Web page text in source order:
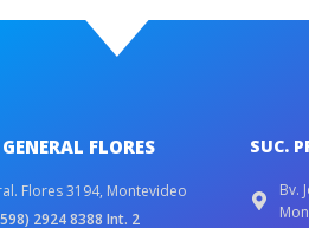
FLORES
Flores 3194, Montevideo
2924 8388 Int. 2
SUC.
Bv.